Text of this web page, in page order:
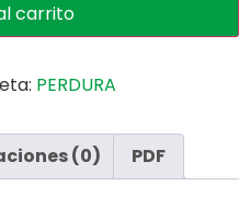
carrito
PERDURA
(0) PDF